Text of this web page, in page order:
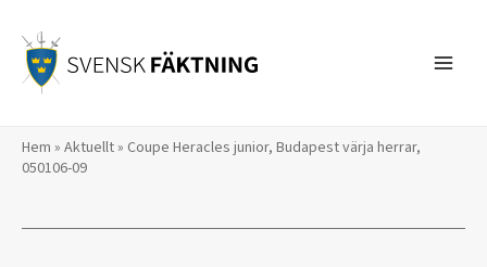
innehåll
Hem » Aktuellt» Coupe Heracles junior, Budapest värja herrar,
050106-09